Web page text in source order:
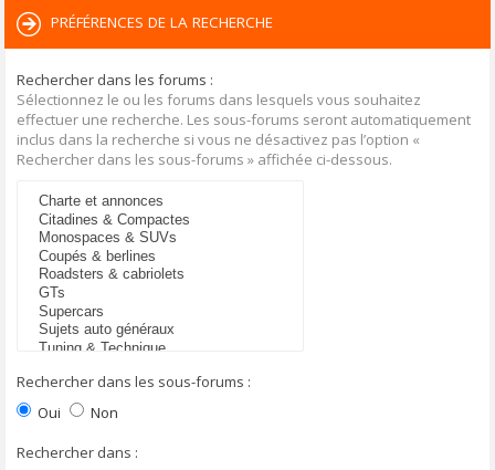
PRÉFÉRENCES DE LA RECHERCHE
Rechercher dans les forums :
Sélectionnez le ou les forums dans lesquels vous souhaitez
effectuer une recherche. Les sous-forums seront automatiquement
inclus dans la recherche si vous ne désactivez pas l’option «
Rechercher dans les sous-forums » affichée ci-dessous.
Rechercher dans les sous-forums :
Oui
Non
Rechercher dans :